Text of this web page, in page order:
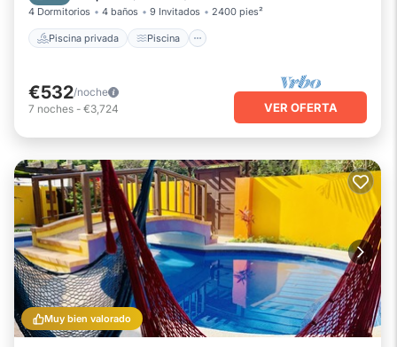
4 Dormitorios 4 baños 9 Invitados 2400 pies²
Piscina privada Piscina
€532/noche
7 noches - €3,724 VER OFERTA
Muy bien valorado